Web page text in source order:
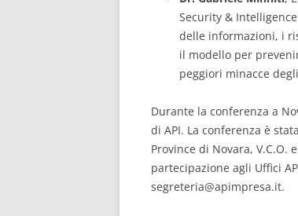
Security &
delle informazioni, i
il modello per
peggiori minacce
Durante la conferenza a
di API. La conferenza è
Province di Novara,
partecipazione agli Uffici
segreteria@apimpresa.it.